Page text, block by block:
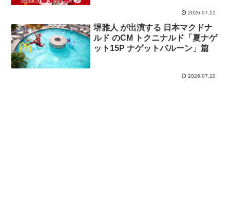
2026.07.11
堺雅人 が出演する 日本マクドナ
ルド のCM トクニナルド「夏ナゲ
ット15P ナゲットバルーン」篇
2026.07.10